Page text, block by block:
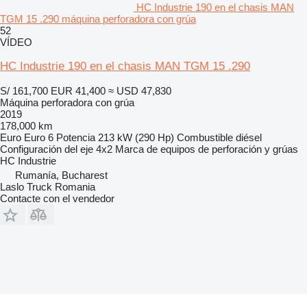
HC Industrie 190 en el chasis MAN
TGM 15 .290 máquina perforadora con grúa
52
VÍDEO
HC Industrie 190 en el chasis MAN TGM 15 .290
S/ 161,700 EUR 41,400 ≈ USD 47,830
Máquina perforadora con grúa
2019
178,000 km
Euro Euro 6 Potencia 213 kW (290 Hp) Combustible diésel
Configuración del eje 4x2 Marca de equipos de perforación y grúas
HC Industrie
Rumanía, Bucharest
Laslo Truck Romania
Contacte con el vendedor